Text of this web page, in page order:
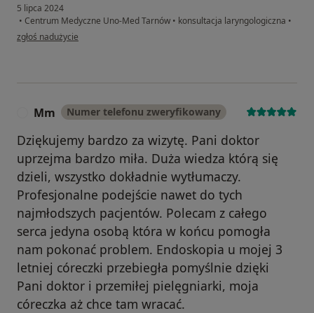
5 lipca 2024
• Centrum Medyczne Uno-Med Tarnów • konsultacja laryngologiczna •
w opinii użytkownika A.B
zgłoś nadużycie
Mm Numer telefonu zweryfikowany
Dziękujemy bardzo za wizytę. Pani doktor
uprzejma bardzo miła. Duża wiedza którą się
dzieli, wszystko dokładnie wytłumaczy.
Profesjonalne podejście nawet do tych
najmłodszych pacjentów. Polecam z całego
serca jedyna osobą która w końcu pomogła
nam pokonać problem. Endoskopia u mojej 3
letniej córeczki przebiegła pomyślnie dzięki
Pani doktor i przemiłej pielęgniarki, moja
córeczka aż chce tam wracać.